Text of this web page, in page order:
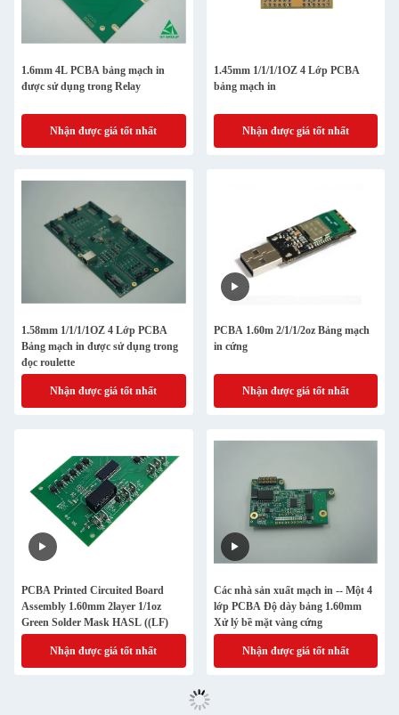
1.6mm 4L PCBA bảng mạch in
được sử dụng trong Relay
Nhận được giá tốt nhất
1.45mm 1/1/1/1OZ 4 Lớp PCBA
bảng mạch in
Nhận được giá tốt nhất
1.58mm 1/1/1/1OZ 4 Lớp PCBA
Bảng mạch in được sử dụng trong
đọc roulette
Nhận được giá tốt nhất
PCBA 1.60m 2/1/1/2oz Bảng mạch
in cứng
Nhận được giá tốt nhất
PCBA Printed Circuited Board
Assembly 1.60mm 2layer 1/1oz
Green Solder Mask HASL ((LF)
Nhận được giá tốt nhất
Các nhà sản xuất mạch in -- Một 4
lớp PCBA Độ dày bảng 1.60mm
Xử lý bề mặt vàng cứng
Nhận được giá tốt nhất